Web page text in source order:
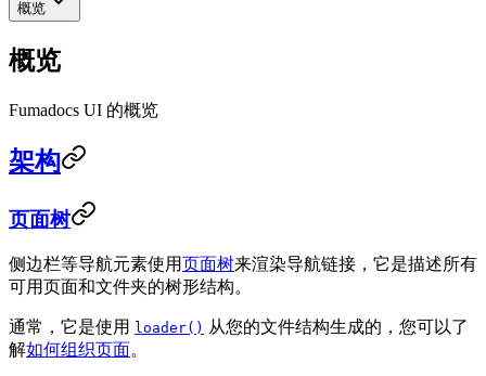
概览
概览
Fumadocs UI 的概览
架构
页面树
侧边栏等导航元素使用页面树来渲染导航链接，它是描述所有
可用页面和文件夹的树形结构。
通常，它是使用 loader() 从您的文件结构生成的，您可以了
解如何组织页面。